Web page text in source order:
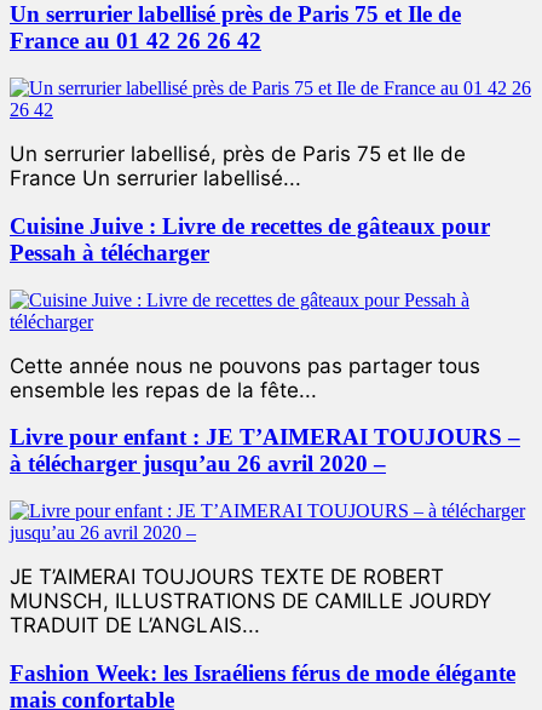
Un serrurier labellisé près de Paris 75 et Ile de
France au 01 42 26 26 42
Un serrurier labellisé, près de Paris 75 et Ile de
France Un serrurier labellisé...
Cuisine Juive : Livre de recettes de gâteaux pour
Pessah à télécharger
Cette année nous ne pouvons pas partager tous
ensemble les repas de la fête...
Livre pour enfant : JE T’AIMERAI TOUJOURS –
à télécharger jusqu’au 26 avril 2020 –
JE T’AIMERAI TOUJOURS TEXTE DE ROBERT
MUNSCH, ILLUSTRATIONS DE CAMILLE JOURDY
TRADUIT DE L’ANGLAIS...
Fashion Week: les Israéliens férus de mode élégante
mais confortable